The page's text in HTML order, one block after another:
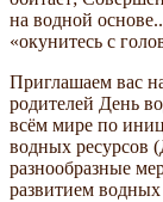
на водной
«окунитесь с
Приглашаем вас
родителей День
всём мире по
водных ресурсов
разнообразные
развитием